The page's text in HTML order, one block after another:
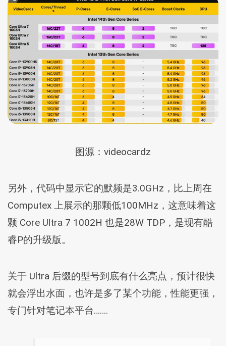
图源：videocardz
另外，代码中显示它的默频是3.0GHz，比上周在
Computex 上展示的那颗低100MHz，这意味着这
颗 Core Ultra 7 1002H 也是28W TDP，是现有酷
睿P的升级版。
关于 Ultra 后缀的型号到底有什么亮点，预计很快
就会浮出水面，也许是多了某个功能，性能更强，
专门针对笔记本平台…….